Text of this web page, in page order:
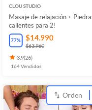
CLOU STUDIO
Masaje de relajación +
calientes para 2!
77% $14.990
$63.960
3.9(26)
164Vendidos
Orden